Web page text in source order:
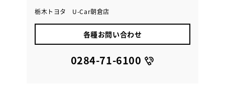
栃木トヨタ U-Car朝倉店
各種お問い合わせ
0284-71-6100